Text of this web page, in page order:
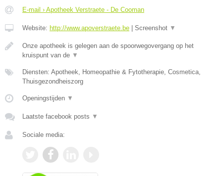
E-mail › Apotheek Verstraete - De Cooman
Website: http://www.apoverstraete.be | Screenshot ▼
Onze apotheek is gelegen aan de spoorwegovergang op het
kruispunt van de ▼
Diensten: Apotheek, Homeopathie & Fytotherapie, Cosmetica,
Thuisgezondheiszorg
Openingstijden ▼
Laatste facebook posts ▼
Sociale media: